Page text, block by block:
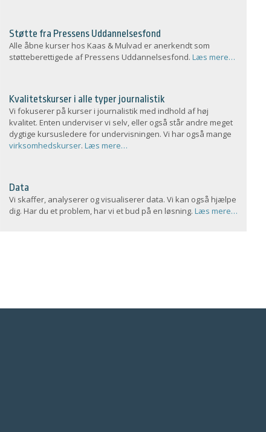
Støtte fra Pressens Uddannelsesfond
Alle åbne kurser hos Kaas & Mulvad er anerkendt som
støtteberettigede af Pressens Uddannelsesfond. Læs mere…
Kvalitetskurser i alle typer journalistik
Vi fokuserer på kurser i journalistik med indhold af høj
kvalitet. Enten underviser vi selv, eller også står andre meget
dygtige kursusledere for undervisningen. Vi har også mange
virksomhedskurser. Læs mere…
Data
Vi skaffer, analyserer og visualiserer data. Vi kan også hjælpe
dig. Har du et problem, har vi et bud på en løsning. Læs mere…